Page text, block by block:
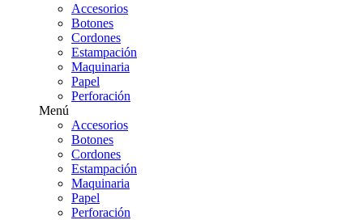
Accesorios
Botones
Cordones
Estampación
Maquinaria
Papel
Perforación
Menú
Accesorios
Botones
Cordones
Estampación
Maquinaria
Papel
Perforación